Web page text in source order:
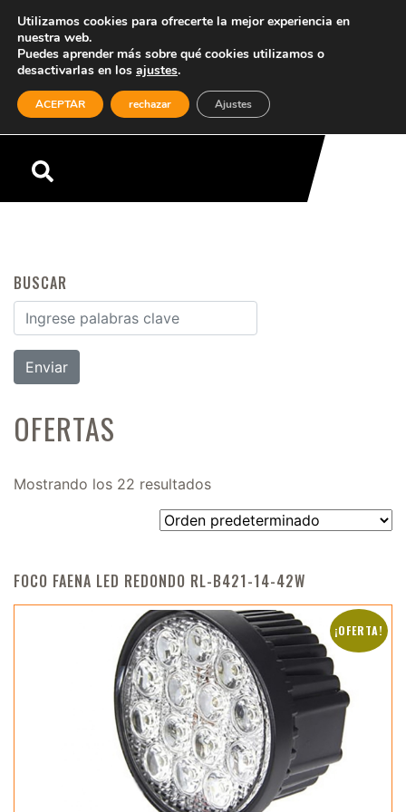
Menú
BUSCAR
Buscar por:
OFERTAS
Mostrando los 22 resultados
FOCO FAENA LED REDONDO RL-B421-14-42W
¡OFERTA!
Utilizamos cookies para ofrecerte la mejor experiencia en
nuestra web.
Puedes aprender más sobre qué cookies utilizamos o
desactivarlas en los ajustes.
ACEPTAR rechazar Ajustes